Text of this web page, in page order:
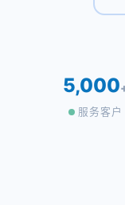
5,000
服务客户